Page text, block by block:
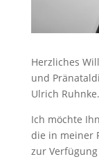
Herzliches
und
Ulrich Ruhnke.
Ich möchte
die in meiner
zur